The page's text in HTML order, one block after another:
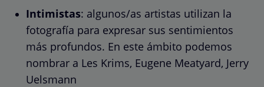
Intimistas: algunos/as artistas utilizan la
fotografía para expresar sus sentimientos
más profundos. En este ámbito podemos
nombrar a Les Krims, Eugene Meatyard, Jerry
Uelsmann